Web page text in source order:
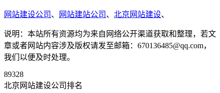
网站建设公司 、 网站建站公司 、 北京网站建设、
说明：本站所有资源均为来自网络公开渠道获取和整理，若文
章或者网站内容涉及版权请发至邮箱：670136485@qq.com，
我们以便及时处理。
89328
北京网站建设公司排名